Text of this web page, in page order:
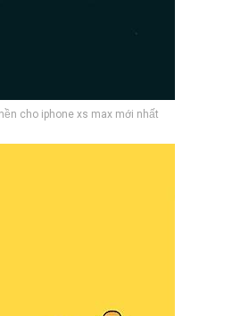
cho iphone xs max mới nhất